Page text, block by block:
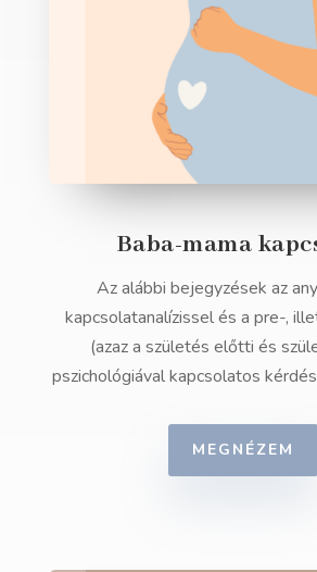
Baba-mama
Az alábbi bejegyzések az
kapcsolatanalízissel és a pre-,
(azaz a születés előtti és
pszichológiával kapcsolatos
MEGNÉZEM